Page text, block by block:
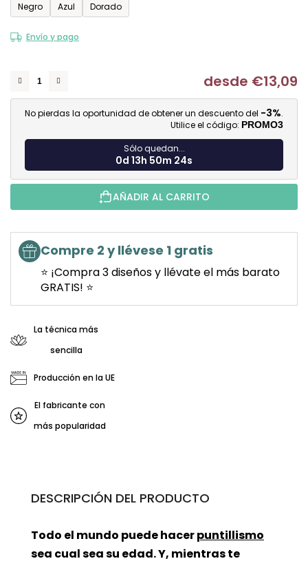
Negro
Azul Dorado
Envío y pago
desde €13,09
No pierdas la oportunidad de obtener un descuento del -3%.
Utilice el código: PROMO3
Sólo quedan...
0d 13h 50m 23s
AÑADIR AL CARRITO
Compre 2 y llévese 1 gratis
⭐ ¡Compra 3 diseños y llévate el más barato
GRATIS! ⭐
La técnica más
sencilla
Producción en la UE
El fabricante con
más popularidad
DESCRIPCIÓN DEL PRODUCTO
Todo el mundo puede hacerpuntillismo
sea cual sea su edad. Y, mientras te